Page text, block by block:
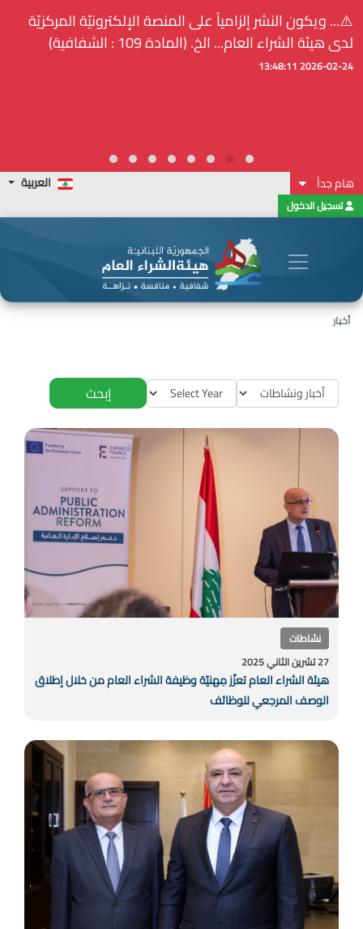
⚠️... ويكون النشر إلزامياً على المنصة الإلكترونيّة المركزيّة
لدى هيئة الشراء العام... الخ. (المادة 109 : الشفافية)
2026-02-24 13:48:11
هام جداً العربية
تسجيل الدخول
أخبار
إبحث
نشاطات
27 تشرين الثاني 2025
هيئة الشراء العام تعزّز مِهنيّة وظيفة الشراء العام من خلال إطلاق
الوصف المرجعي للوظائف